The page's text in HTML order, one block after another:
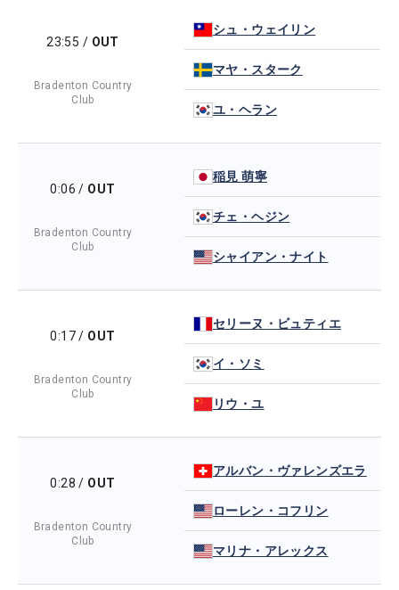
23:55 / OUT
Bradenton Country
Club
シュ・ウェイリン
マヤ・スターク
ユ・ヘラン
0:06 / OUT
Bradenton Country
Club
稲見 萌寧
チェ・ヘジン
シャイアン・ナイト
0:17/ OUT
Bradenton Country
Club
セリーヌ・ビュティエ
イ・ソミ
リウ・ユ
0:28 / OUT
Bradenton Country
Club
アルバン・ヴァレンズエラ
ローレン・コフリン
マリナ・アレックス